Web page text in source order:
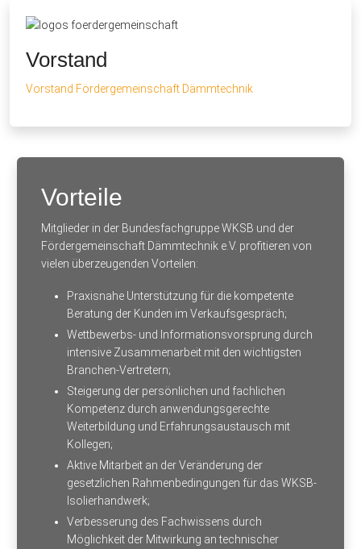
Vorstand
Vorstand Fördergemeinschaft Dämmtechnik
Vorteile
Mitglieder in der Bundesfachgruppe WKSB und der
Fördergemeinschaft Dämmtechnik e.V. profitieren von
vielen überzeugenden Vorteilen:
Praxisnahe Unterstützung für die kompetente
Beratung der Kunden im Verkaufsgespräch;
Wettbewerbs- und Informationsvorsprung durch
intensive Zusammenarbeit mit den wichtigsten
Branchen-Vertretern;
Steigerung der persönlichen und fachlichen
Kompetenz durch anwendungsgerechte
Weiterbildung und Erfahrungsaustausch mit
Kollegen;
Aktive Mitarbeit an der Veränderung der
gesetzlichen Rahmenbedingungen für das WKSB-
Isolierhandwerk;
Verbesserung des Fachwissens durch
Möglichkeit der Mitwirkung an technischer